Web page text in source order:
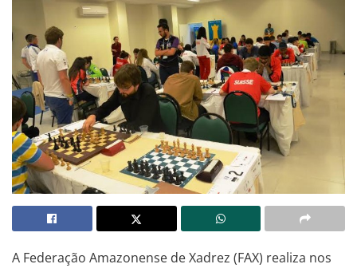
A Federação Amazonense de Xadrez (FAX) realiza nos